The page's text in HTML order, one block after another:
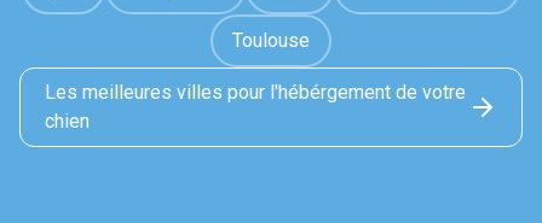
Toulouse
Les meilleures villes pour l'hébérgement de votre
chien